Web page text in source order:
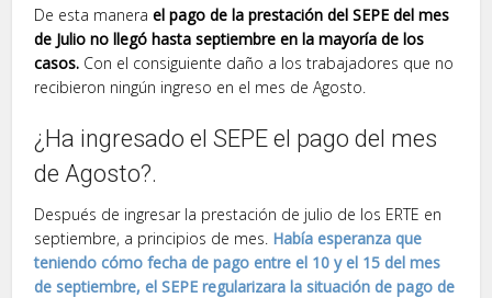
De esta manerael pago de la prestación del SEPE del mes
de Julio no llegó hasta septiembre en la mayoría de los
casos. Con el consiguiente daño a los trabajadores que no
recibieron ningún ingreso en el mes de Agosto.
¿Ha ingresado el SEPE el pago del mes
de Agosto?.
Después de ingresar la prestación de julio de los ERTE en
septiembre, a principios de mes. Había esperanza que
teniendo cómo fecha de pago entre el 10 y el 15 del mes
de septiembre, el SEPE regularizara la situación de pago de